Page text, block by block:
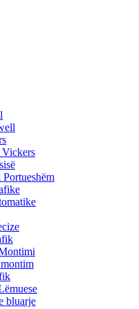
Vickers
Portueshëm
bluarje